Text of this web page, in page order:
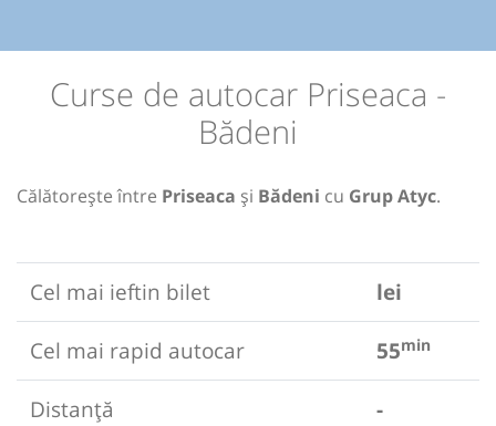
Curse de autocar Priseaca -
Bădeni
Călătorește între Priseaca și Bădeni cu Grup Atyc.
Cel mai ieftin bilet
lei
Cel mai rapid autocar
55min
Distanță
-